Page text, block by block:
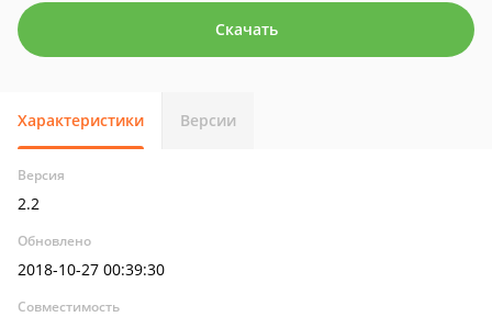
Скачать
Характеристики Версии
Версия
2.2
Обновлено
2018-10-27 00:39:30
Совместимость